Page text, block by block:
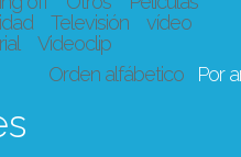
Televisión
vídeo
Videoclip
Orden alfábetico
Por